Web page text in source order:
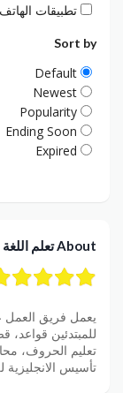
تطبيقات
Sort by
Default
Newest
Popularity
Ending Soon
Expired
About تعلم اللغة الانجليزية - AZ ENGLISH
يعمل فريق العمل
للمبتدئين
تعليم الحروف،
تأسيس الانجليزية